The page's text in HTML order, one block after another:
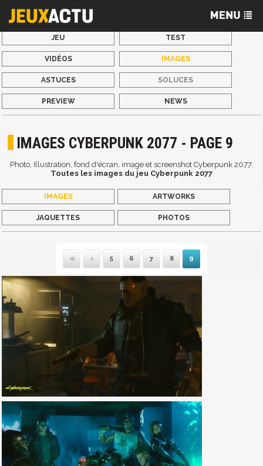
JEU TEST
VIDÉOS IMAGES
ASTUCES SOLUCES
PREVIEW NEWS
IMAGES CYBERPUNK 2077 - PAGE 9
Photo, Illustration, fond d'écran, image et screenshot Cyberpunk 2077.
Toutes les images du jeu Cyberpunk 2077
IMAGES ARTWORKS
JAQUETTES PHOTOS
Première
Précédente
5 6 7 8 9